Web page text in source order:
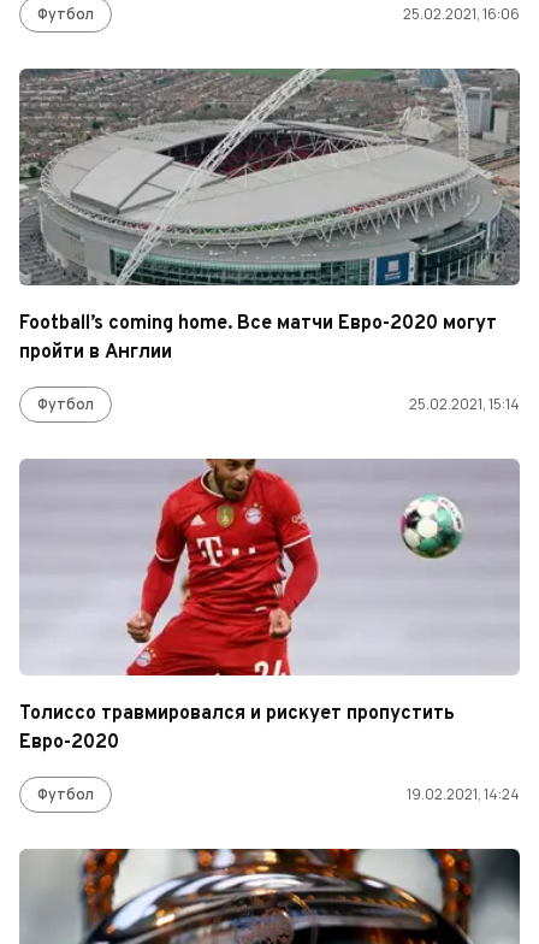
Футбол 25.02.2021, 16:06
Football’s coming home. Все матчи Евро-2020 могут
пройти в Англии
Футбол 25.02.2021, 15:14
Толиссо травмировался и рискует пропустить
Евро-2020
Футбол 19.02.2021, 14:24